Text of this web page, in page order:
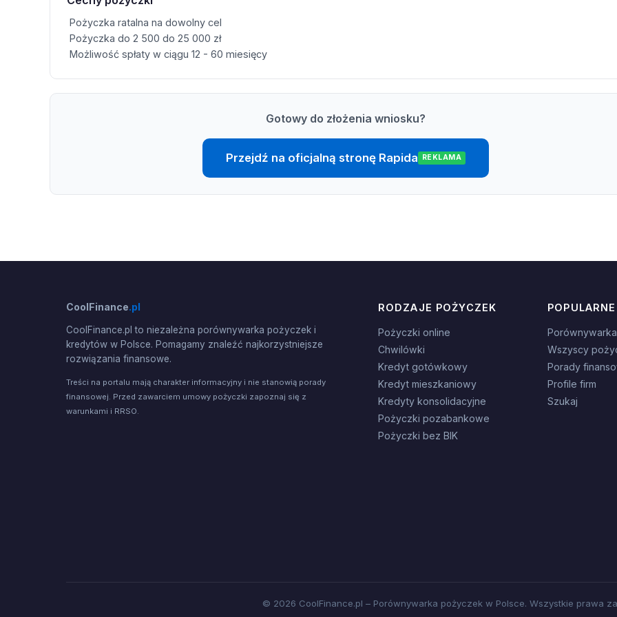
Pożyczka ratalna na dowolny cel
Pożyczka do 2 500 do 25 000 zł
Możliwość spłaty w ciągu 12 - 60 miesięcy
Gotowy do złożenia wniosku?
Przejdź na oficjalną stronę Rapida REKLAMA
CoolFinance.pl
CoolFinance.pl to niezależna porównywarka pożyczek i
kredytów w Polsce. Pomagamy znaleźć najkorzystniejsze
rozwiązania finansowe.
Treści na portalu mają charakter informacyjny i nie stanowią porady
finansowej. Przed zawarciem umowy pożyczki zapoznaj się z
warunkami i RRSO.
RODZAJE POŻYCZEK
Pożyczki online
Chwilówki
Kredyt gotówkowy
Kredyt mieszkaniowy
Kredyty konsolidacyjne
Pożyczki pozabankowe
Pożyczki bez BIK
Wszyscy
Porady
Profile firm
Szukaj
© 2026 CoolFinance.pl – Porównywarka pożyczek w Polsce. Wszystkie prawa